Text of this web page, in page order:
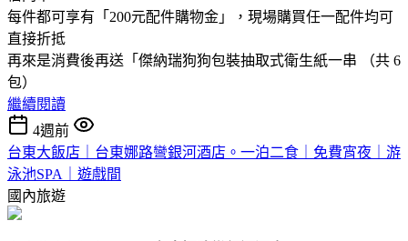
每件都可享有「200元配件購物金」，現場購買任一配件均可
直接折抵
再來是消費後再送「傑納瑞狗狗包裝抽取式衛生紙一串 （共 6
包）
繼續閱讀
4週前
台東大飯店｜台東娜路彎銀河酒店。一泊二食｜免費宵夜｜游
泳池SPA｜遊戲間
國內旅遊